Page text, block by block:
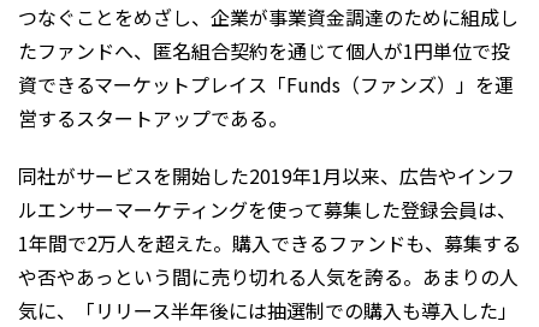
つなぐことをめざし、企業が事業資金調達のために組成し
たファンドへ、匿名組合契約を通じて個人が1円単位で投
資できるマーケットプレイス「Funds（ファンズ）」を運
営するスタートアップである。
同社がサービスを開始した2019年1月以来、広告やインフ
ルエンサーマーケティングを使って募集した登録会員は、
1年間で2万人を超えた。購入できるファンドも、募集する
や否やあっという間に売り切れる人気を誇る。あまりの人
気に、「リリース半年後には抽選制での購入も導入した」